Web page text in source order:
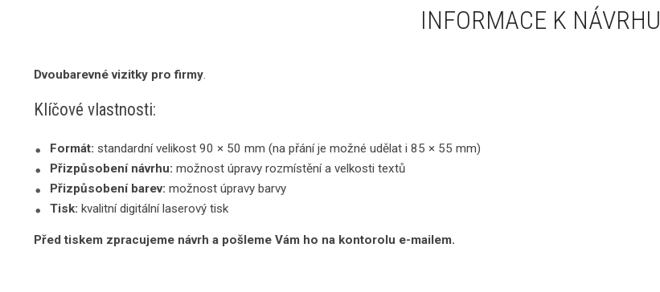
INFORMACE K NÁVRHU
Dvoubarevné vizitky pro firmy.
Klíčové vlastnosti:
Formát: standardní velikost 90 × 50 mm (na přání je možné udělat i 85 × 55 mm)
Přizpůsobení návrhu: možnost úpravy rozmístění a velkosti textů
Přizpůsobení barev: možnost úpravy barvy
Tisk: kvalitní digitální laserový tisk
Před tiskem zpracujeme návrh a pošleme Vám ho na kontorolu e-mailem.